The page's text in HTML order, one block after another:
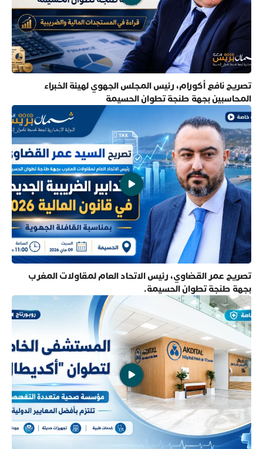
تصريح نافع أكورام، رئيس المجلس الجهوي لهيئة الخبراء
المحاسبين بجهة طنجة تطوان الحسيمة
تصريح عمر القضاوي، رئيس الاتحاد العام لمقاولات المغرب
بجهة طنجة تطوان الحسيمة.